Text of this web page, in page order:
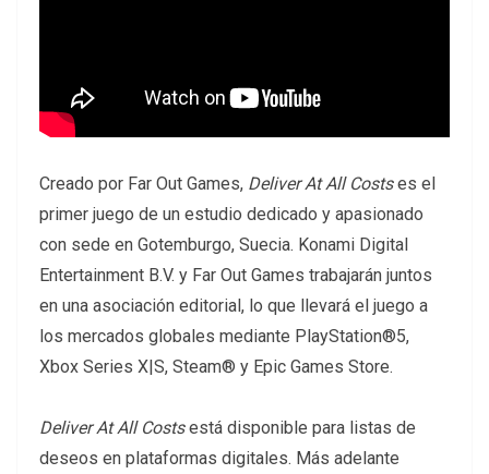
Creado por Far Out Games, Deliver At All Costses el
primer juego de un estudio dedicado y apasionado
con sede en Gotemburgo, Suecia. Konami Digital
Entertainment B.V. y Far Out Games trabajarán juntos
en una asociación editorial, lo que llevará el juego a
los mercados globales mediante PlayStation®5,
Xbox Series X|S, Steam® y Epic Games Store.
Deliver At All Costsestá disponible para listas de
deseos en plataformas digitales. Más adelante